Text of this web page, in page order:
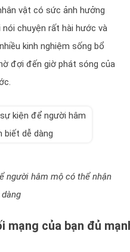
vật có sức ảnh hưởng
chuyện rất hài hước và
kinh nghiệm sống bổ
đợi đến giờ phát sóng của
người hâm mộ có thể nhận
mạng của bạn đủ